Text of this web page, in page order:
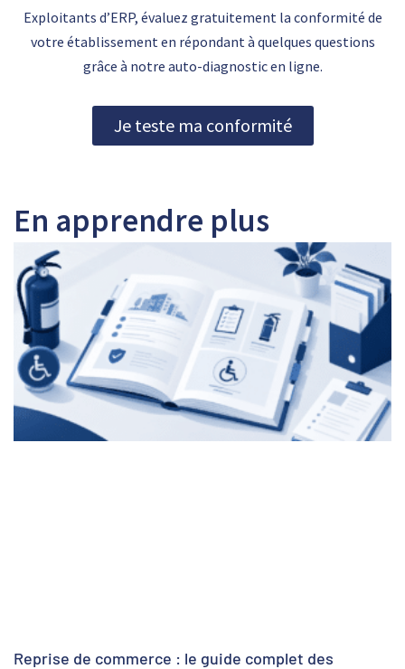
Exploitants d’ERP, évaluez gratuitement la conformité de
votre établissement en répondant à quelques questions
grâce à notre auto-diagnostic en ligne.
Je teste ma conformité
En apprendre plus
Reprise de commerce : le guide complet des